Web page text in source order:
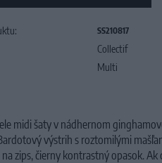
SS210817
Collectif
Multi
midi šaty v nádhernom
výstrih s roztomilými
zips, čierny kontrastný opasok. Ak